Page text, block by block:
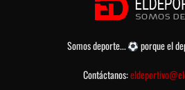
Somos deporte...
porque el
Contáctanos: